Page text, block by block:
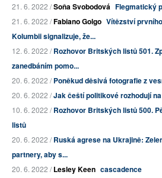
21. 6. 2022 /Soňa Svobodová Flegmatický
21. 6. 2022 /Fabiano Golgo Vítězství
Kolumbii signalizuje, že...
12. 6. 2022 /Rozhovor Britských listů 501.
zanedbáním pomo...
20. 6. 2022 /Poněkud děsivá fotografie z
20. 6. 2022 /Jak čeští politikové rozhodují
10. 6. 2022 /Rozhovor Britských listů 500.
listů
20. 6. 2022 /Ruská agrese na Ukrajině:
partnery, aby s...
20. 6. 2022 /Lesley Keen cascadence